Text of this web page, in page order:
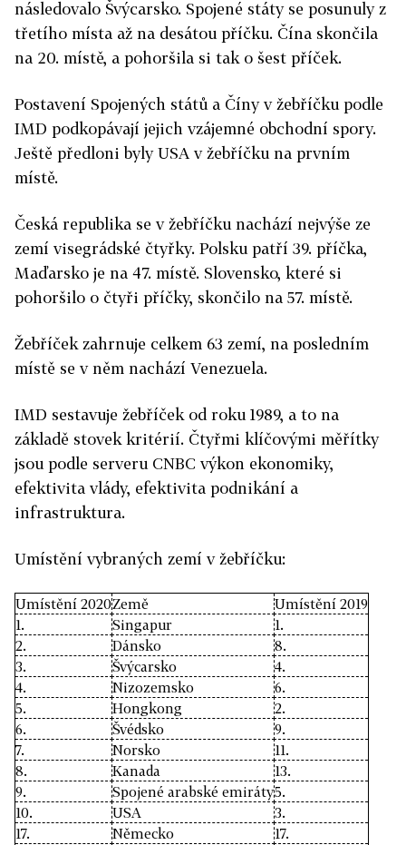
následovalo Švýcarsko. Spojené státy se posunuly z
třetího místa až na desátou příčku. Čína skončila
na 20. místě, a pohoršila si tak o šest příček.
Postavení Spojených států a Číny v žebříčku podle
IMD podkopávají jejich vzájemné obchodní spory.
Ještě předloni byly USA v žebříčku na prvním
místě.
Česká republika se v žebříčku nachází nejvýše ze
zemí visegrádské čtyřky. Polsku patří 39. příčka,
Maďarsko je na 47. místě. Slovensko, které si
pohoršilo o čtyři příčky, skončilo na 57. místě.
Žebříček zahrnuje celkem 63 zemí, na posledním
místě se v něm nachází Venezuela.
IMD sestavuje žebříček od roku 1989, a to na
základě stovek kritérií. Čtyřmi klíčovými měřítky
jsou podle serveru CNBC výkon ekonomiky,
efektivita vlády, efektivita podnikání a
infrastruktura.
Umístění vybraných zemí v žebříčku:
Umístění 2020Země
Umístění 2019
1.
Singapur
1.
2.
Dánsko
8.
3.
Švýcarsko
4.
4.
Nizozemsko
6.
5.
Hongkong
2.
6.
Švédsko
9.
7.
Norsko
11.
8.
Kanada
13.
9.
Spojené arabské emiráty5.
10.
USA
3.
17.
Německo
17.